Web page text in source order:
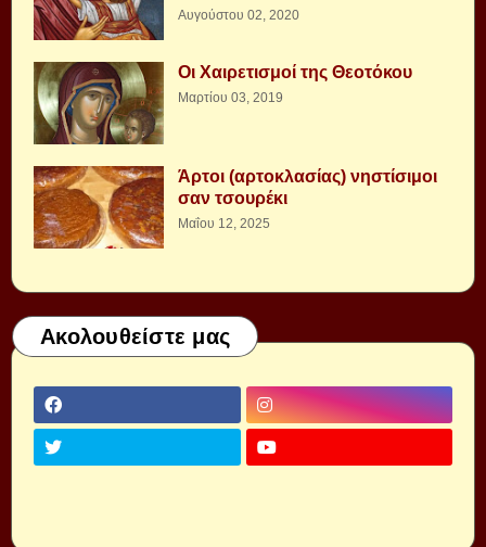
Αυγούστου 02, 2020
Οι Χαιρετισμοί της Θεοτόκου
Μαρτίου 03, 2019
Άρτοι (αρτοκλασίας) νηστίσιμοι
σαν τσουρέκι
Μαΐου 12, 2025
Ακολουθείστε μας